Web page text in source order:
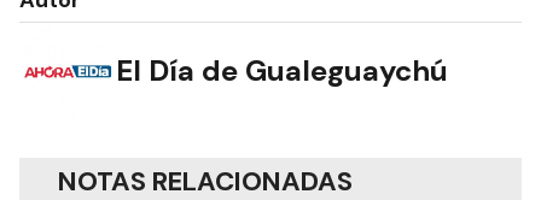
El Día de Gualeguaychú
NOTAS RELACIONADAS